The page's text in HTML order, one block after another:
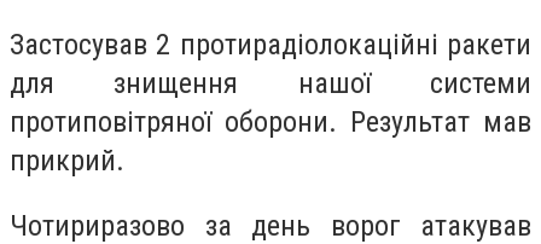
Застосував 2 протирадіолокаційні ракети
для знищення нашої системи
протиповітряної оборони. Результат мав
прикрий.
Чотириразово за день ворог атакував